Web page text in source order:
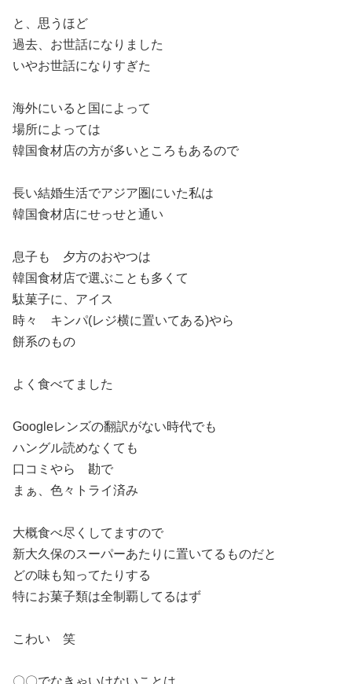
と、思うほど
過去、お世話になりました
いやお世話になりすぎた
海外にいると国によって
場所によっては
韓国食材店の方が多いところもあるので
長い結婚生活でアジア圏にいた私は
韓国食材店にせっせと通い
息子も 夕方のおやつは
韓国食材店で選ぶことも多くて
駄菓子に、アイス
時々 キンパ(レジ横に置いてある)やら
餅系のもの
よく食べてました
Googleレンズの翻訳がない時代でも
ハングル読めなくても
口コミやら 勘で
まぁ、色々トライ済み
大概食べ尽くしてますので
新大久保のスーパーあたりに置いてるものだと
どの味も知ってたりする
特にお菓子類は全制覇してるはず
こわい 笑